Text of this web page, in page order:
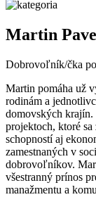
Martin
Dobrovoľník/čka
Martin pomáha už
rodinám a
domovských krajín.
projektoch, ktoré
schopností aj
zamestnaných v
dobrovoľníkov.
všestranný prínos
manažmentu a